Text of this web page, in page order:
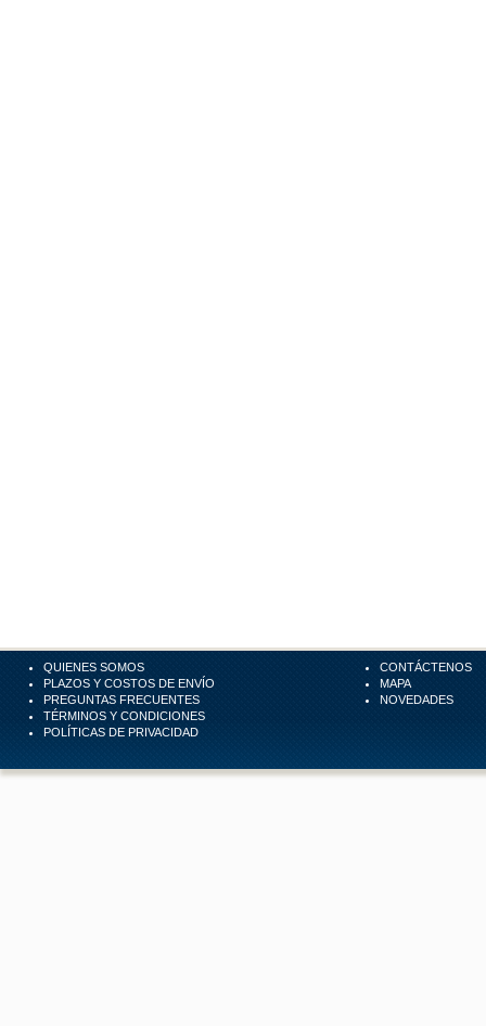
QUIENES SOMOS
PLAZOS Y COSTOS DE ENVÍO
PREGUNTAS FRECUENTES
TÉRMINOS Y CONDICIONES
POLÍTICAS DE PRIVACIDAD
CONTÁCTENOS
MAPA
NOVEDADES